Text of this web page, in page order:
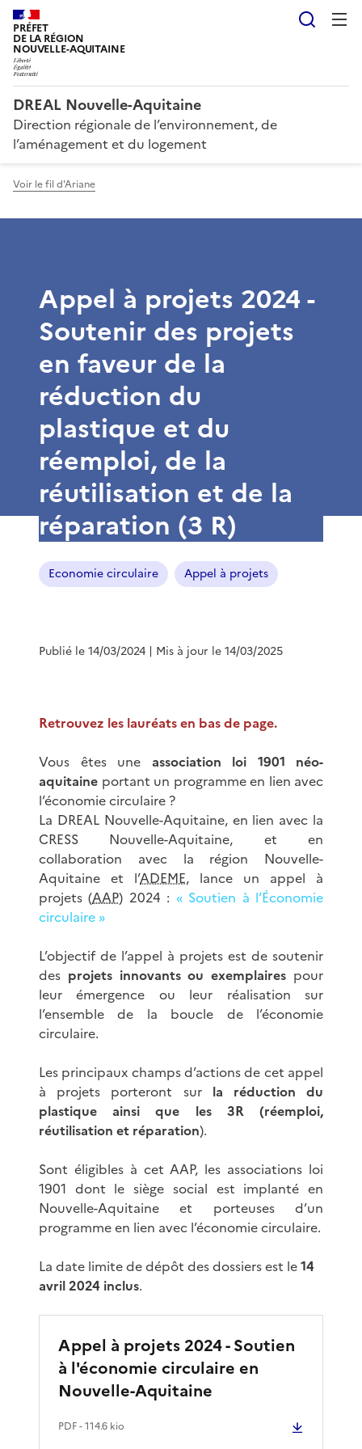
PRÉFET
DE LA RÉGION
NOUVELLE-AQUITAINE
DREAL Nouvelle-Aquitaine
Direction régionale de l’environnement, de
l’aménagement et du logement
Voir le fil d'Ariane
Appel à projets 2024 -
Soutenir des projets
en faveur de la
réduction du
plastique et du
réemploi, de la
réutilisation et de la
réparation (3 R)
Economie circulaire Appel à projets
Publié le 14/03/2024 | Mis à jour le 14/03/2025
Retrouvez les lauréats en bas de page.
Vous êtes une association loi 1901 néo-
aquitaine portant un programme en lien avec
l’économie circulaire ?
La DREAL Nouvelle-Aquitaine, en lien avec la
CRESS Nouvelle-Aquitaine, et en
collaboration avec la région Nouvelle-
Aquitaine et l’ADEME, lance un appel à
projets (AAP) 2024 : « Soutien à l’Économie
circulaire »
L’objectif de l’appel à projets est de soutenir
des projets innovants ou exemplaires pour
leur émergence ou leur réalisation sur
l’ensemble de la boucle de l’économie
circulaire.
Les principaux champs d’actions de cet appel
à projets porteront sur la réduction du
plastique ainsi que les 3R (réemploi,
réutilisation et réparation).
Sont éligibles à cet AAP, les associations loi
1901 dont le siège social est implanté en
Nouvelle-Aquitaine et porteuses d’un
programme en lien avec l’économie circulaire.
La date limite de dépôt des dossiers est le14
avril 2024 inclus.
Appel à projets 2024 - Soutien
à l'économie circulaire en
Nouvelle-Aquitaine
PDF- 114.6 kio